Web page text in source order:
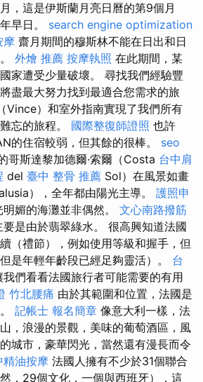
，這是伊斯蘭月亮日曆的第9個月
早日。 search engine optimization
摩 齋月期間的穆斯林不能在日出和日
外燴 推薦 按摩執照 在此期間，某
家遭受少量破壞。 尋找我們經驗豐
盡最大努力找到最適合您需求的旅
Vince）和室外指南實現了我們所有
忘的旅程。 國際整復師證照 也許
的住宿較弱，但其餘的很棒。 seo
哥斯達黎加德爾·索爾（Costa 台中肩
del 臺中 整骨 推薦 Sol）在風景如畫
），全年都由陽光主導。 護照申
媚的海灘並非偶然。 文心南路撥筋
是由於翡翠綠水。 很高興知道法國
（禮節），例如使用等級和握手，但
是年輕年齡段已經足夠靈活）。 台
我們看看法國旅行者可能需要的有用
竹北腰痛 由於其範圍和位置，法國是
記帳士 報名簡章 像意大利一樣，法
，浪漫的景觀，美味的葡萄酒區，風
城市，豪華閃光，當然還有漫長而令
精油按摩 法國人擁有不少於31個聯合
，29個文化，一個與西班牙），這